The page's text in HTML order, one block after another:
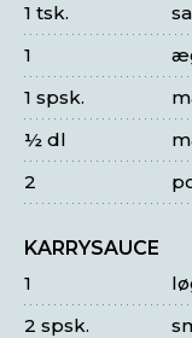
1 tsk.
1
1 spsk.
½ dl
2
KARRYSAUCE
1
2 spsk.